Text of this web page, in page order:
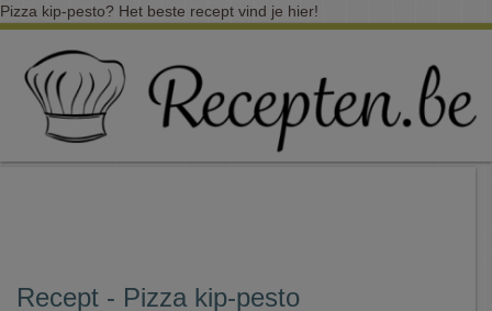
Pizza kip-pesto? Het beste recept vind je hier!
Recept - Pizza kip-pesto